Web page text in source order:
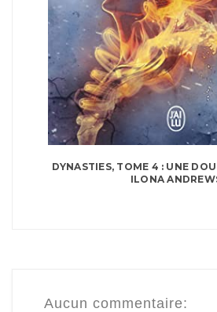
DYNASTIES, TOME 4 : UNE
ILONA
Aucun commentaire: